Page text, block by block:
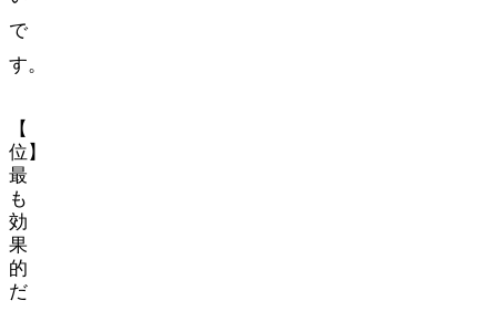
で
す。
【1
位】
最
も
効
果
的
だ